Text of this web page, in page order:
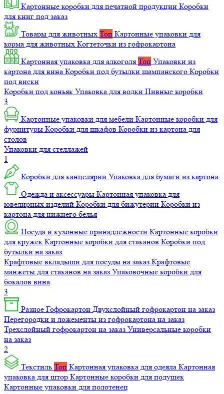
Картонные коробки для печатной продукции Коробки
для книг под заказ
Товары для животных Топ Картонные упаковки для
корма для животных Когтеточки из гофрокартона
Картонная упаковка для алкоголя Топ Упаковки из
картона для вина Коробки под бутылки шампанского Коробки
под виски
Коробки под коньяк Упаковка для водки Пивные коробки
3
Картонные упаковки для мебели Картонные коробки для
фурнитуры Коробки для шкафов Коробки из картона для
столов
Упаковки для стеллажей
1
Коробки для канцелярии Упаковка для бумаги из картона
Одежда и аксессуары Картонная упаковка для
ювелирных изделий Коробки для бижутерии Коробки из
картона для нижнего белья
Посуда и кухонные принадлежности Картонные коробки
для кружек Картонные коробки для стаканов Коробки под
бутылки на заказ
Крафтовые вкладыши для посуды на заказ Крафтовые
манжеты для стаканов на заказ Упаковочные коробки для
бокалов вина
3
Разное Гофрокартон Двухслойный гофрокартон на заказ
Перегородки и ложементы из гофрокартона на заказ
Трехслойный гофрокартон на заказ Универсальные коробки
на заказ
2
Текстиль Топ Картонная упаковка для одеяла Картонная
упаковка для штор Картонные коробки для подушек
Картонные упаковки для полотенец